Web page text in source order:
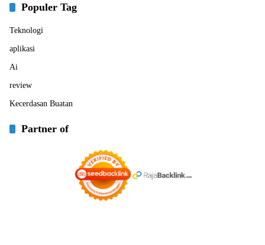
Populer Tag
Teknologi
aplikasi
Ai
review
Kecerdasan Buatan
Partner of